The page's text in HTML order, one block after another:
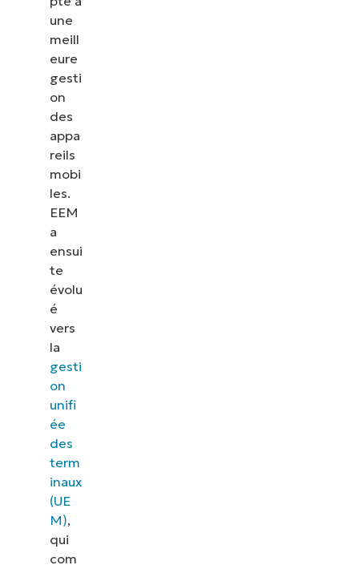
une
meill
eure
gesti
on
des
appa
reils
mobi
les.
EEM
a
ensui
te
évolu
é
vers
la
gesti
on
unifi
ée
des
term
inaux
(UE
M),
qui
com